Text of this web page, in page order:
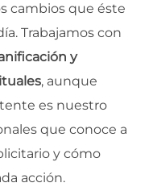
cambios que éste
Trabajamos con
y
, aunque
es nuestro
que conoce a
y cómo
acción.